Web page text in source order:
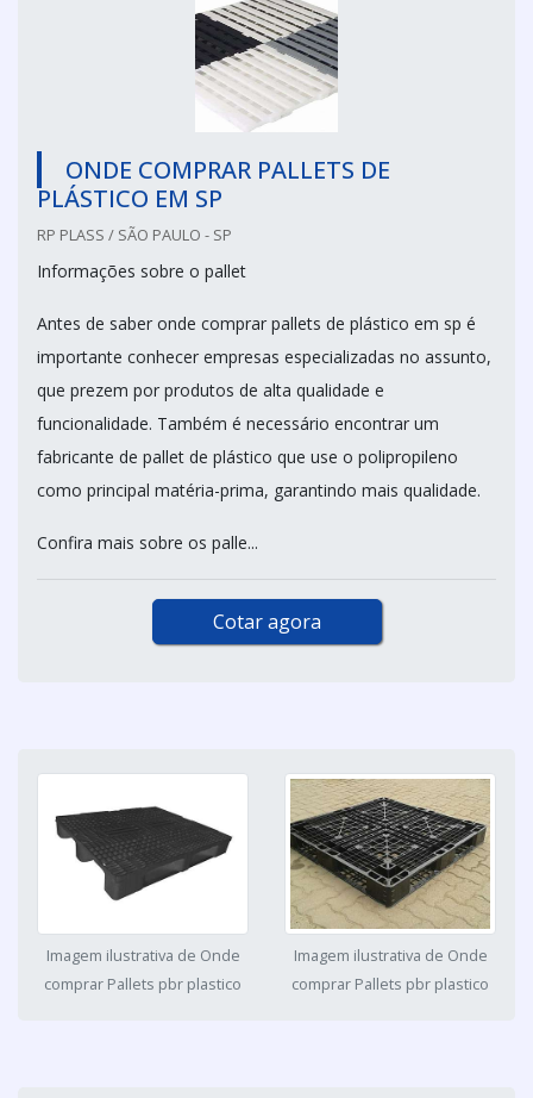
ONDE COMPRAR PALLETS DE
PLÁSTICO EM SP
RP PLASS / SÃO PAULO - SP
Informações sobre o pallet
Antes de saber onde comprar pallets de plástico em sp é
importante conhecer empresas especializadas no assunto,
que prezem por produtos de alta qualidade e
funcionalidade. Também é necessário encontrar um
fabricante de pallet de plástico que use o polipropileno
como principal matéria-prima, garantindo mais qualidade.
Confira mais sobre os palle...
Cotar agora
Imagem ilustrativa de Onde
comprar Pallets pbr plastico
Imagem ilustrativa de Onde
comprar Pallets pbr plastico